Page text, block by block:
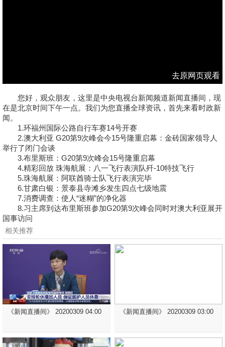
去原网页观看
您好，观众朋友，这里是中央电视台新闻频道新闻直播间，现
在是北京时间下午一点。我们为您直播全球资讯，首先来看时政新
闻。
1.环福州国际公路自行车赛14号开赛
2.澳大利亚 G20第9次峰会今15号隆重启幕：金砖国家领导人
举行了闭门会谈
3.布里斯班：G20第9次峰会15号隆重启幕
4.精彩回放 珠海航展：八一飞行表演队歼-10特技飞行
5.珠海航展：阿联酋骑士队飞行表演完毕
6.甘肃白银：景泰县寺滩乡发生四点七级地震
7.消费调查：使人“迷糊”的净化器
8.习主席到达布里斯班参加G20第9次峰会同时对澳大利亚展开
国事访问
相关推荐
《新闻直播间》 20200309 04:00 《新闻直播间》 20200309 03:00